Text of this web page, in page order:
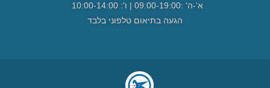
א'-ה' :09:00-19:00 | ו': 10:00-14:00
הגעה בתיאום טלפוני בלבד